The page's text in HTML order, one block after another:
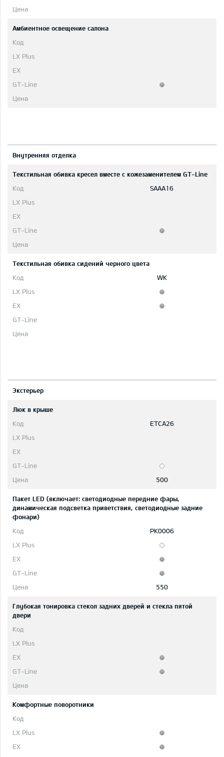
Aмбиентное освещение салона
Bнутренняя отделка
Текстильная обивка кресел вместе с кожезаменителем GT-Line
SAAA16
Текстильная обивка сидений черного цвета
WK
Экстерьер
Люк в крыше
ETCA26
500
Пакет LED (включает: светодиодные передние фары,
динамическая подсветка приветствия, светодиодные задние
фонари)
PK0006
550
Глубокая тонировка стекол задних дверей и стекла пятой
двери
Комфортные поворотники